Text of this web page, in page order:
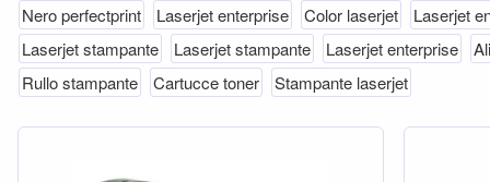
Nero perfectprint
Laserjet enterprise Color laserjet
Laserjet
Laserjet stampante
Laserjet stampante Laserjet enterprise
Rullo stampante
Cartucce toner Stampante laserjet